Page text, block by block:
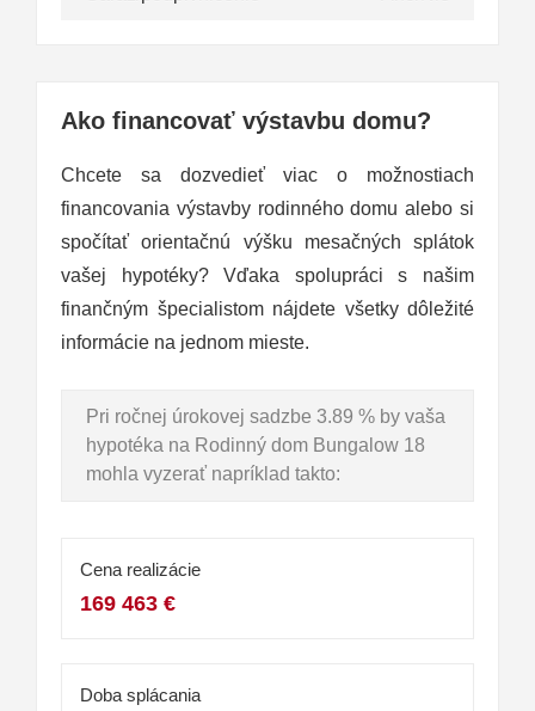
Ako financovať výstavbu domu?
Chcete sa dozvedieť viac o možnostiach
financovania výstavby rodinného domu alebo si
spočítať orientačnú výšku mesačných splátok
vašej hypotéky? Vďaka spolupráci s našim
finančným špecialistom nájdete všetky dôležité
informácie na jednom mieste.
Pri ročnej úrokovej sadzbe 3.89 % by vaša
hypotéka na Rodinný dom Bungalow 18
mohla vyzerať napríklad takto:
Cena realizácie
169 463 €
Doba splácania